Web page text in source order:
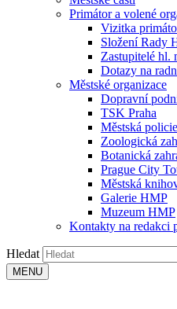
Primátor a volené
Vizitka
Složení Rady
Zastupitelé hl.
Dotazy na
Městské organizace
Dopravní
TSK Praha
Městská
Zoologická
Botanická
Prague City
Městská
Galerie HMP
Muzeum HMP
Kontakty na redakci
Hledat
MENU